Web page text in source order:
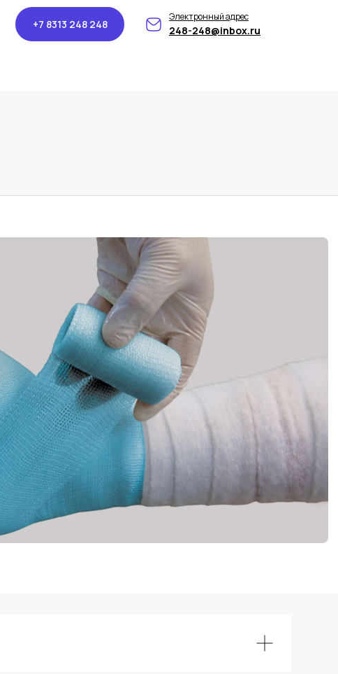
248-248@inbox.ru
Электронный адрес
+7 8313 248 248